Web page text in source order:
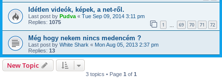
Idétlen videók, képek, a net-ről.
Last post by Pudva « Tue Sep 09, 2014 3:11 pm
Replies: 1075 1 69 70 71 72
Még hogy nekem nincs medencém ?
Last post by White Shark « Mon Aug 05, 2013 2:37 pm
Replies: 13
New Topic
3 topics • Page 1of 1